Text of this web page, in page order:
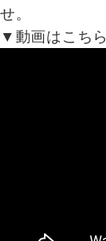
せ。
▼動画はこちら